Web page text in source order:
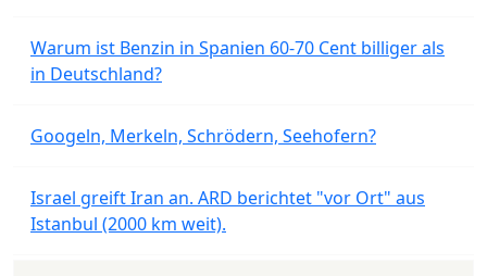
Warum ist Benzin in Spanien 60-70 Cent billiger als
in Deutschland?
Googeln, Merkeln, Schrödern, Seehofern?
Israel greift Iran an. ARD berichtet "vor Ort" aus
Istanbul (2000 km weit).